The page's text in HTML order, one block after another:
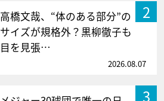
2
高橋文哉、“体のある部分”の
サイズが規格外？黒柳徹子も
目を見張…
2026.08.07
3